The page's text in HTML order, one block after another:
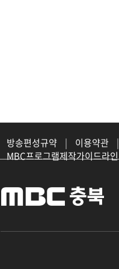
방송편성규약 | 이용약관 |
MBC프로그램제작가이드라인